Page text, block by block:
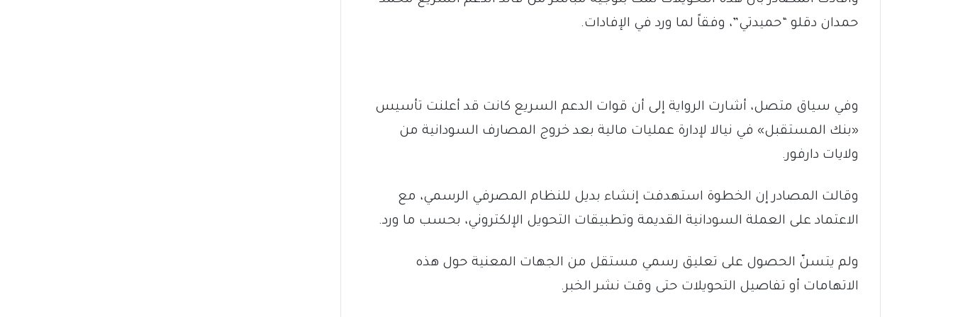
حمدان دقلو “حميدتي”، وفقاً لما ورد في الإفادات.
وفي سياق متصل، أشارت الرواية إلى أن قوات الدعم السريع كانت قد أعلنت تأسيس
«بنك المستقبل» في نيالا لإدارة عمليات مالية بعد خروج المصارف السودانية من
ولايات دارفور.
وقالت المصادر إن الخطوة استهدفت إنشاء بديل للنظام المصرفي الرسمي، مع
الاعتماد على العملة السودانية القديمة وتطبيقات التحويل الإلكتروني، بحسب ما ورد.
ولم يتسنّ الحصول على تعليق رسمي مستقل من الجهات المعنية حول هذه
الاتهامات أو تفاصيل التحويلات حتى وقت نشر الخبر.